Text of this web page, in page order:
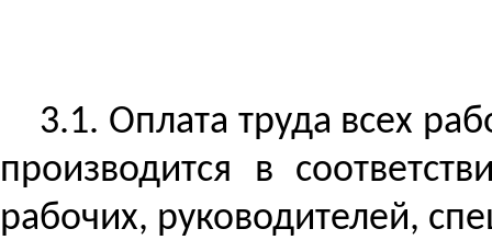
3.1. Оплата труда всех
производится в
рабочих, руководителей,